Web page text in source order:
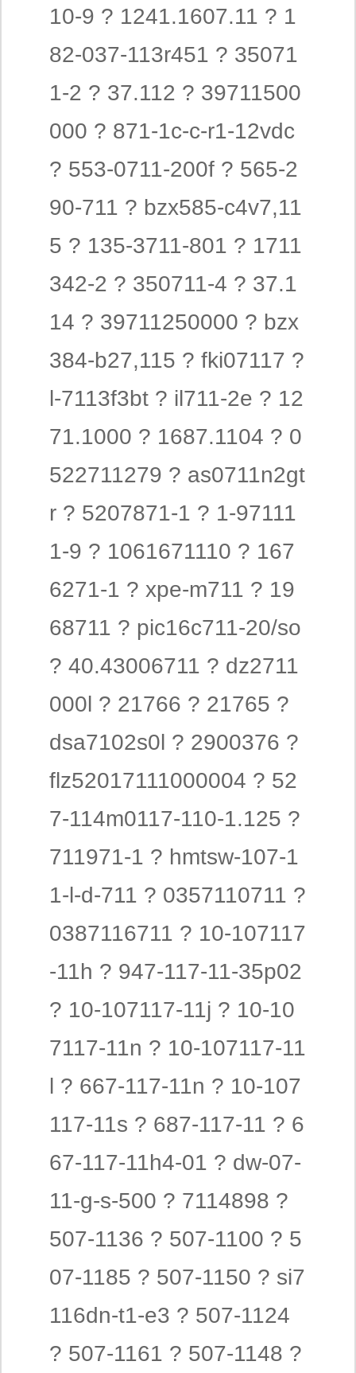
10-9 ? 1241.1607.11 ? 1
82-037-113r451 ? 35071
1-2 ? 37.112 ? 39711500
000 ? 871-1c-c-r1-12vdc
? 553-0711-200f ? 565-2
90-711 ? bzx585-c4v7,11
5 ? 135-3711-801 ? 1711
342-2 ? 350711-4 ? 37.1
14 ? 39711250000 ? bzx
384-b27,115 ? fki07117 ?
l-7113f3bt ? il711-2e ? 12
71.1000 ? 1687.1104 ? 0
522711279 ? as0711n2gt
r ? 5207871-1 ? 1-97111
1-9 ? 1061671110 ? 167
6271-1 ? xpe-m711 ? 19
68711 ? pic16c711-20/so
? 40.43006711 ? dz2711
000l ? 21766 ? 21765 ?
dsa7102s0l ? 2900376 ?
flz52017111000004 ? 52
7-114m0117-110-1.125 ?
711971-1 ? hmtsw-107-1
1-l-d-711 ? 0357110711 ?
0387116711 ? 10-107117
-11h ? 947-117-11-35p02
? 10-107117-11j ? 10-10
7117-11n ? 10-107117-11
l ? 667-117-11n ? 10-107
117-11s ? 687-117-11 ? 6
67-117-11h4-01 ? dw-07-
11-g-s-500 ? 7114898 ?
507-1136 ? 507-1100 ? 5
07-1185 ? 507-1150 ? si7
116dn-t1-e3 ? 507-1124
? 507-1161 ? 507-1148 ?